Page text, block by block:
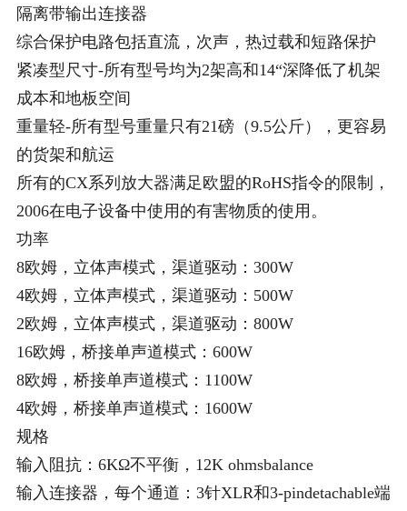
隔离带输出连接器
综合保护电路包括直流，次声，热过载和短路保护
紧凑型尺寸-所有型号均为2架高和14“深降低了机架
成本和地板空间
重量轻-所有型号重量只有21磅（9.5公斤），更容易
的货架和航运
所有的CX系列放大器满足欧盟的RoHS指令的限制，
2006在电子设备中使用的有害物质的使用。
功率
8欧姆，立体声模式，渠道驱动：300W
4欧姆，立体声模式，渠道驱动：500W
2欧姆，立体声模式，渠道驱动：800W
16欧姆，桥接单声道模式：600W
8欧姆，桥接单声道模式：1100W
4欧姆，桥接单声道模式：1600W
规格
输入阻抗：6KΩ不平衡，12K ohmsbalance
输入连接器，每个通道：3针XLR和3-pindetachable端